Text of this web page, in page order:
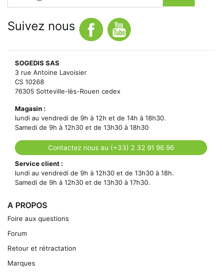
Suivez nous
SOGEDIS SAS
3 rue Antoine Lavoisier
CS 10268
76305 Sotteville-lès-Rouen cedex
Magasin :
lundi au vendredi de 9h à 12h et de 14h à 18h30.
Samedi de 9h à 12h30 et de 13h30 à 18h30
Contactez nous au (+33) 2 32 91 96 96
Service client :
lundi au vendredi de 9h à 12h30 et de 13h30 à 18h.
Samedi de 9h à 12h30 et de 13h30 à 17h30.
A PROPOS
Foire aux questions
Forum
Retour et rétractation
Marques